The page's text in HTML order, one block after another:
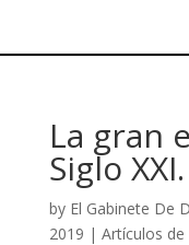
La gran
Siglo
by El Gabinete De
2019 | Artículos